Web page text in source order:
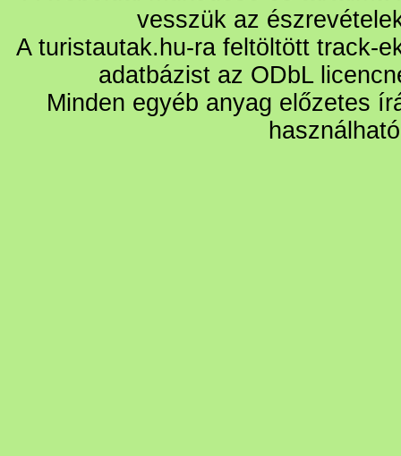
vesszük az
A turistautak.hu-ra feltöltött track-
adatbázist az ODbL
Minden egyéb anyag előzetes